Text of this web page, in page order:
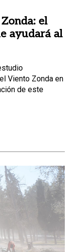
el
ayudará al
Viento Zonda en
de este